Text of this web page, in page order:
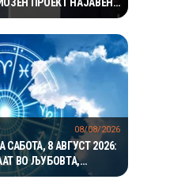
8 АВГУСТ 2026:
ВО ЉУБОВТА,
А ВАГИТЕ ИМААТ
08/08/2026